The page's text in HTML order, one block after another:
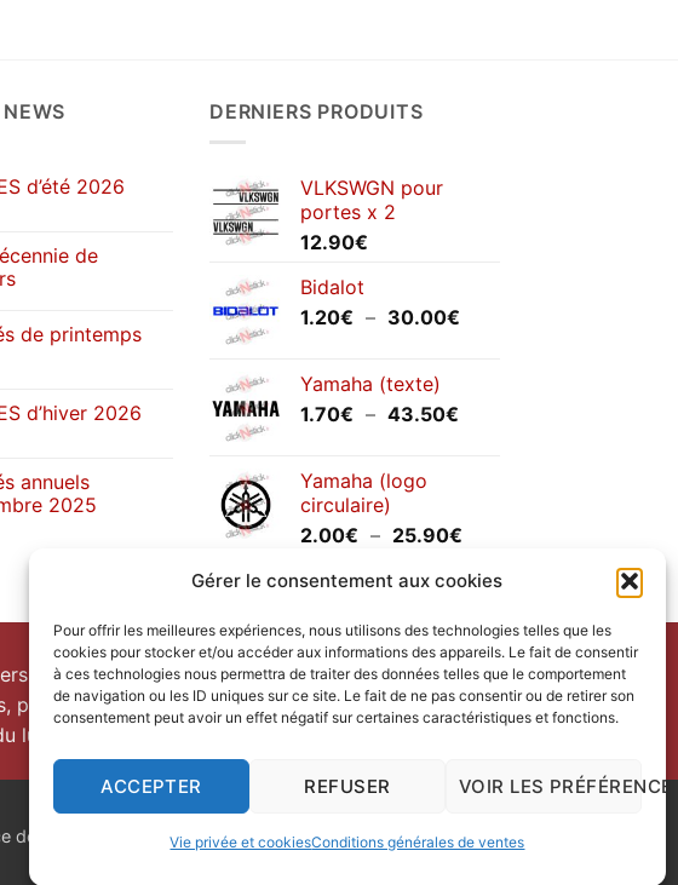
Gérer le consentement aux cookies
Pour offrir les meilleures expériences, nous utilisons des technologies telles que les
cookies pour stocker et/ou accéder aux informations des appareils. Le fait de consentir
à ces technologies nous permettra de traiter des données telles que le comportement
de navigation ou les ID uniques sur ce site. Le fait de ne pas consentir ou de retirer son
consentement peut avoir un effet négatif sur certaines caractéristiques et fonctions.
ACCEPTER REFUSER VOIR LES
Vie privée et cookiesConditions générales de ventes
d’été 2026
de
de printemps
d’hiver 2026
annuels
2025
DERNIERS PRODUITS
VLKSWGN pour
portes x 2
12.90€
Bidalot
1.20€ – 30.00€
Yamaha (texte)
1.70€ – 43.50€
43.50€
Yamaha (logo
circulaire)
2.00€ – 25.90€
prix :
à
25.90€
prenezcontactavec nous.
pleasecontact us.
lundi au vendredi.
de publicité nk Design |